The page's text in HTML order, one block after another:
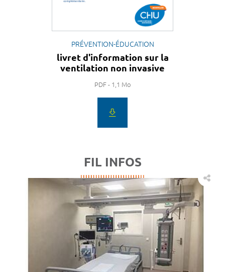
PRÉVENTION-ÉDUCATION
livret d'information sur la
ventilation non invasive
PDF - 1,1 Mo
FIL INFOS